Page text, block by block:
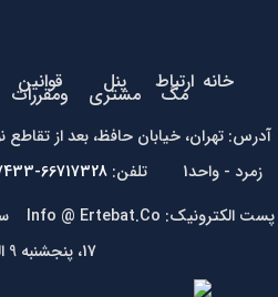
خانه ارتباط
مگ پنل
مشتری قوانین
ومقررات
زمرد - واحد1 تلفن:
66717328-66727433
17، پنجشنبه 9 الی 13